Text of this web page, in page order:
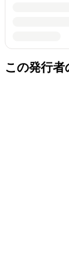
この発行者